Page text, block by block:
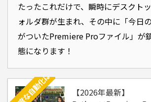
たったこれだけで、瞬時にデスクト
ォルダ群が生まれ、その中に「今日
がついたPremiere Proファイル」が
態になります！
【2026年最新】